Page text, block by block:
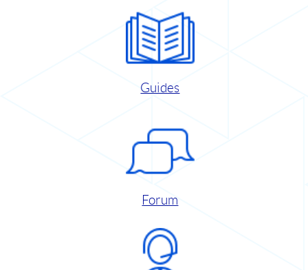
Guides
Forum